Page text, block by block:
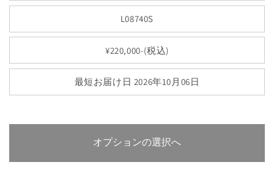
L08740S
¥220,000-(税込)
最短お届け日 2026年10月06日
オプションの選択へ